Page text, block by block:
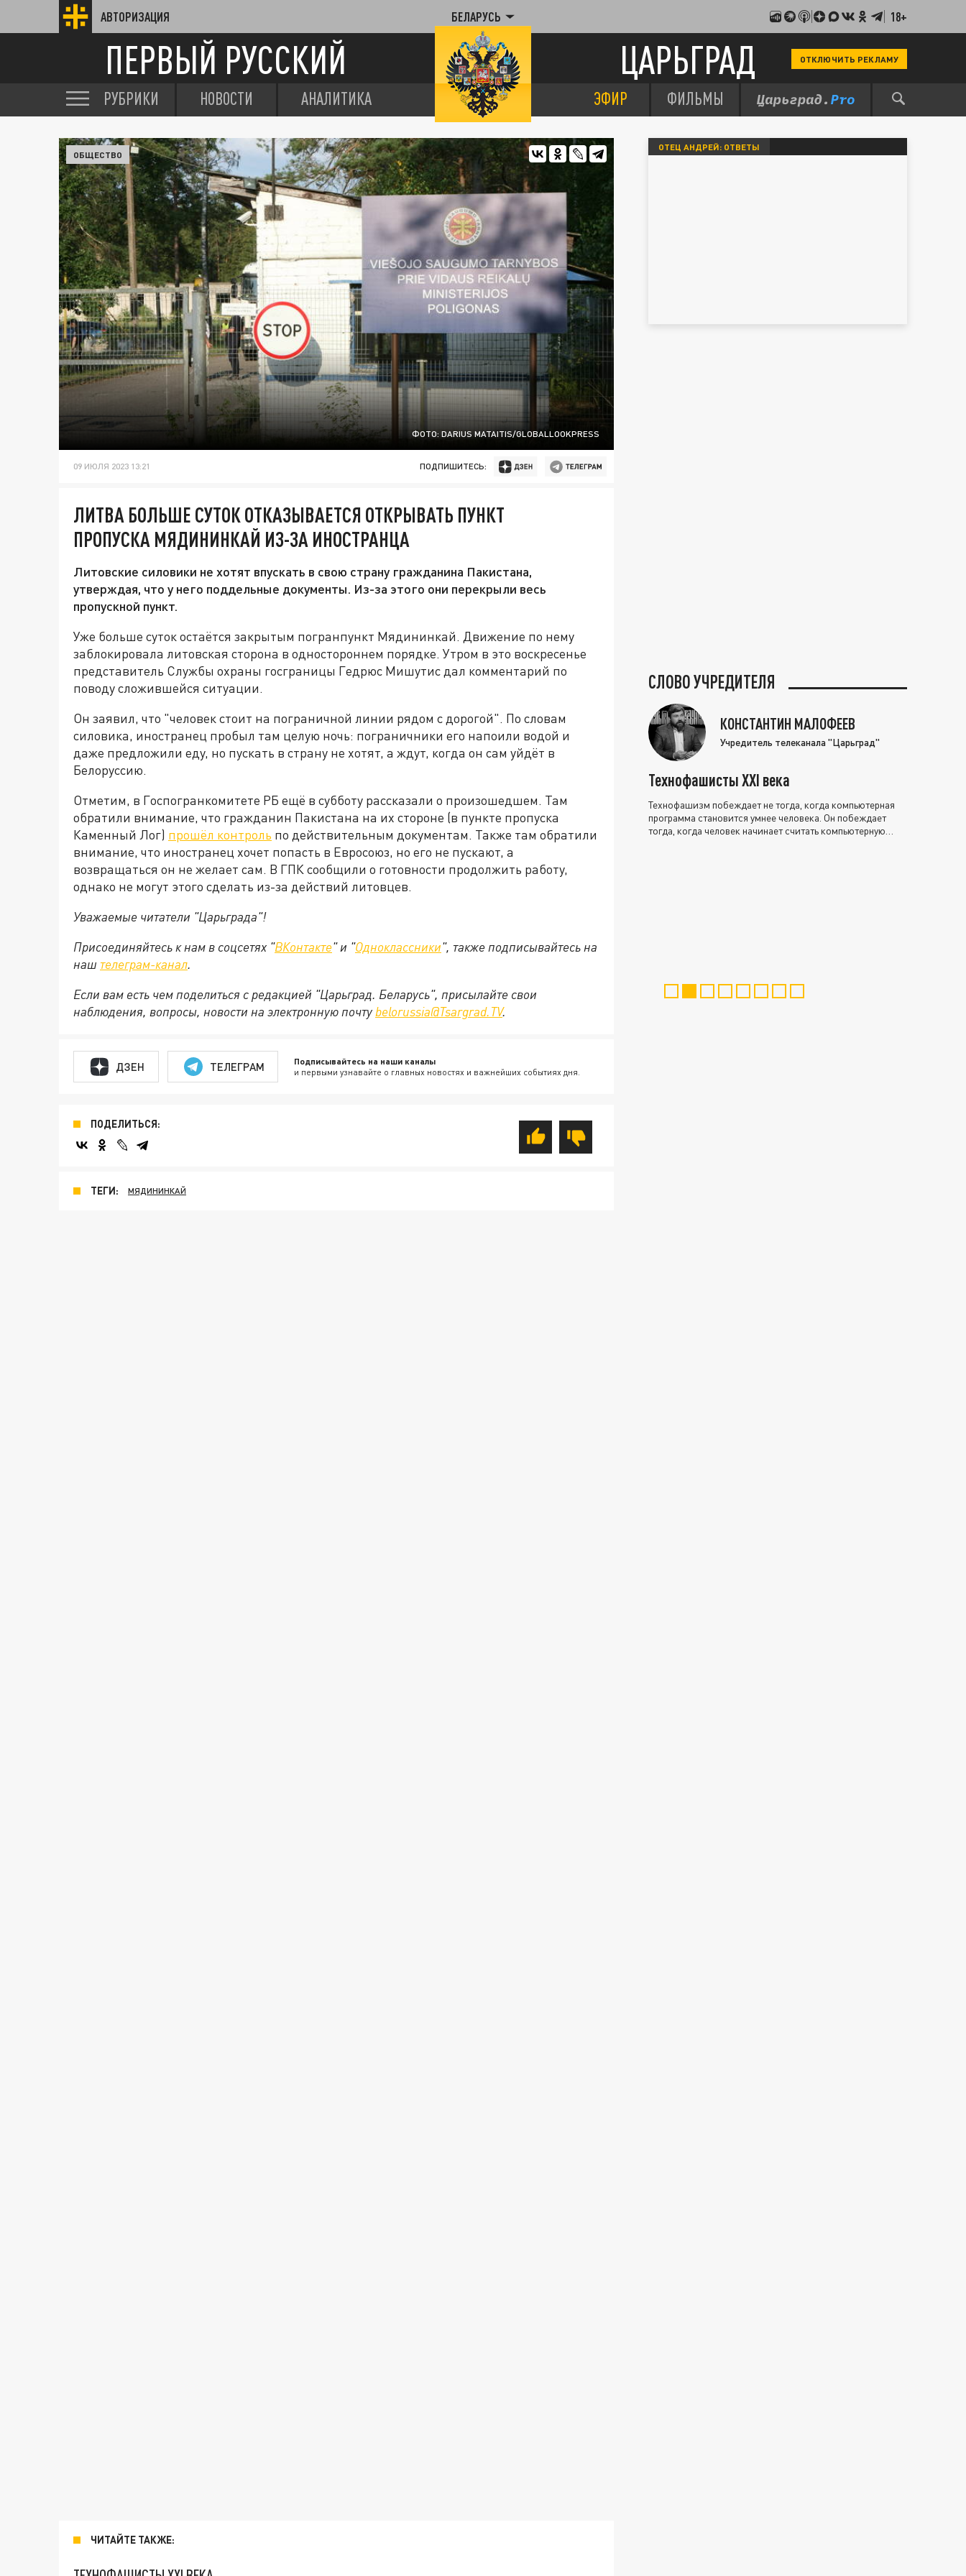
АВТОРИЗАЦИЯ БЕЛАРУСЬ 18+
ПЕРВЫЙ РУССКИЙ ЦАРЬГРАД ОТКЛЮЧИТЬ РЕКЛАМУ
РУБРИКИ НОВОСТИ АНАЛИТИКА ЭФИР ФИЛЬМЫ
ФОТО: DARIUS MATAITIS/GLOBALLOOKPRESS
ОБЩЕСТВО
09 ИЮЛЯ 2023 13:21 ПОДПИШИТЕСЬ:
ЛИТВА БОЛЬШЕ СУТОК ОТКАЗЫВАЕТСЯ ОТКРЫВАТЬ ПУНКТ
ПРОПУСКА МЯДИНИНКАЙ ИЗ-ЗА ИНОСТРАНЦА
Литовские силовики не хотят впускать в свою страну гражданина Пакистана,
утверждая, что у него поддельные документы. Из-за этого они перекрыли весь
пропускной пункт.
Уже больше суток остаётся закрытым погранпункт Мядининкай. Движение по нему
заблокировала литовская сторона в одностороннем порядке. Утром в это воскресенье
представитель Службы охраны госграницы Гедрюс Мишутис дал комментарий по
поводу сложившейся ситуации.
Он заявил, что "человек стоит на пограничной линии рядом с дорогой". По словам
силовика, иностранец пробыл там целую ночь: пограничники его напоили водой и
даже предложили еду, но пускать в страну не хотят, а ждут, когда он сам уйдёт в
Белоруссию.
Отметим, в Госпогранкомитете РБ ещё в субботу рассказали о произошедшем. Там
обратили внимание, что гражданин Пакистана на их стороне (в пункте пропуска
Каменный Лог) прошёл контроль по действительным документам. Также там обратили
внимание, что иностранец хочет попасть в Евросоюз, но его не пускают, а
возвращаться он не желает сам. В ГПК сообщили о готовности продолжить работу,
однако не могут этого сделать из-за действий литовцев.
Уважаемые читатели "Царьграда"!
Присоединяйтесь к нам в соцсетях "ВКонтакте" и "Одноклассники", также подписывайтесь на
наш телеграм-канал.
Если вам есть чем поделиться с редакцией "Царьград. Беларусь", присылайте свои
наблюдения, вопросы, новости на электронную почту belorussia@Tsargrad.TV.
ДЗЕН ТЕЛЕГРАМ Подписывайтесь на наши каналы
и первыми узнавайте о главных новостях и важнейших событиях дня.
ПОДЕЛИТЬСЯ:
ТЕГИ: МЯДИНИНКАЙ
ЧИТАЙТЕ ТАКЖЕ:
ОТЕЦ АНДРЕЙ: ОТВЕТЫ
СЛОВО УЧРЕДИТЕЛЯ
КОНСТАНТИН МАЛОФЕЕВ
Учредитель телеканала "Царьград"
Технофашисты XXI века
Технофашизм побеждает не тогда, когда компьютерная
программа становится умнее человека. Он побеждает
тогда, когда человек начинает считать компьютерную